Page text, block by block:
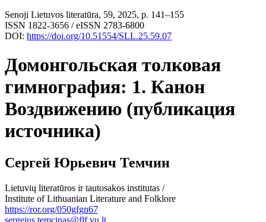
Senoji Lietuvos literatūra, 59, 2025, p. 141–155
ISSN 1822-3656 / eISSN 2783-6800
DOI: https://doi.org/10.51554/SLL.25.59.07
Домонгольская толковая
гимнография: 1. Канон
Воздвижению (публикация
источника)
Сергей Юрьевич Темчин
Lietuvių literatūros ir tautosakos institutas /
Institute of Lithuanian Literature and Folklore
https://ror.org/050gfgn67
sergejus.temcinas@flf.vu.lt